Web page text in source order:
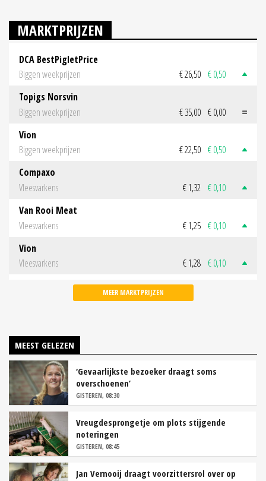
MARKTPRIJZEN
DCA BestPigletPrice
Biggen weekprijzen
€ 26,50 € 0,50
Topigs Norsvin
Biggen weekprijzen
€ 35,00 € 0,00
Vion
Biggen weekprijzen
€ 22,50 € 0,50
Compaxo
Vleesvarkens
€ 1,32 € 0,10
Van Rooi Meat
Vleesvarkens
€ 1,25 € 0,10
Vion
Vleesvarkens
€ 1,28 € 0,10
MEER MARKTPRIJZEN
MEEST GELEZEN
‘Gevaarlijkste bezoeker draagt soms
overschoenen’
GISTEREN, 08:30
Vreugdesprongetje om plots stijgende
noteringen
GISTEREN, 08:45
Jan Vernooij draagt voorzittersrol over op